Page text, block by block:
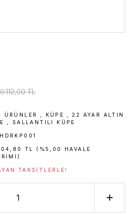
TL
ÜRÜNLER KÜPE ,22 AYAR ALTIN
SALLANTILI KÜPE
TL (%5,00 HAVALE
TAKSITLERLE!